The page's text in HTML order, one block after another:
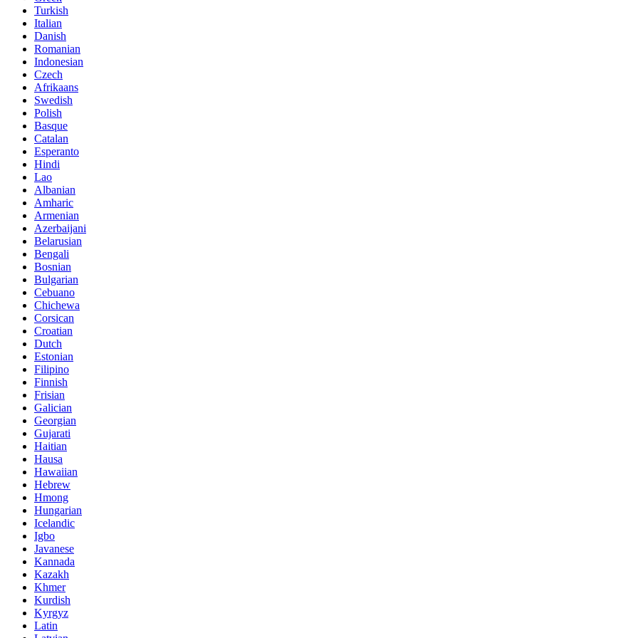
Turkish
Italian
Danish
Romanian
Indonesian
Czech
Afrikaans
Swedish
Polish
Basque
Catalan
Esperanto
Hindi
Lao
Albanian
Amharic
Armenian
Azerbaijani
Belarusian
Bengali
Bosnian
Bulgarian
Cebuano
Chichewa
Corsican
Croatian
Dutch
Estonian
Filipino
Finnish
Frisian
Galician
Georgian
Gujarati
Haitian
Hausa
Hawaiian
Hebrew
Hmong
Hungarian
Icelandic
Igbo
Javanese
Kannada
Kazakh
Khmer
Kurdish
Kyrgyz
Latin